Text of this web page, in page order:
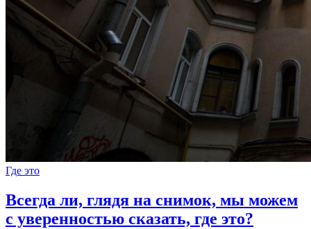
Где это
Всегда ли, глядя на снимок, мы можем
с уверенностью сказать, где это?